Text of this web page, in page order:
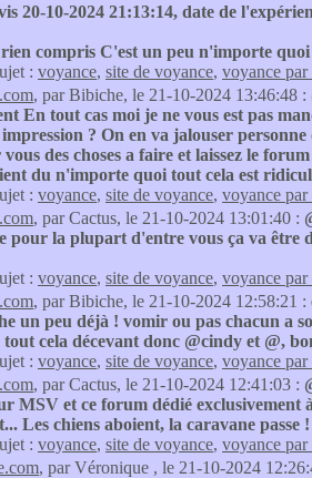
20-10-2024 21:13:14, date de
compris C'est un peu n'importe quoi
: voyance, site de voyance, voyance par
, par Bibiche, le 21-10-2024 13:46:48 :
En tout cas moi je ne vous est pas
? On en va jalouser
des choses a faire et laissez le
du n'importe quoi tout cela est
: voyance, site de voyance, voyance par
, par Cactus, le 21-10-2024 13:01:40 :
pour la plupart d'entre vous ça va
: voyance, site de voyance, voyance par
, par Bibiche, le 21-10-2024 12:58:21 :
un peu déjà ! vomir ou pas chacun a
cela décevant donc @cindy et @,
: voyance, site de voyance, voyance par
, par Cactus, le 21-10-2024 12:41:03 :
MSV et ce forum dédié exclusivement
Les chiens aboient, la caravane passe
: voyance, site de voyance, voyance par
, par Véronique , le 21-10-2024